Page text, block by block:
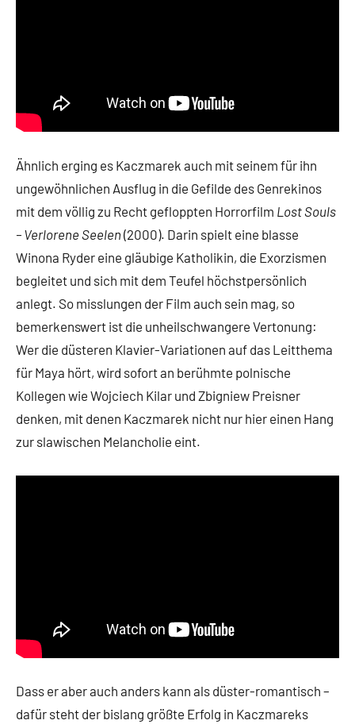
Ähnlich erging es Kaczmarek auch mit seinem für ihn
ungewöhnlichen Ausflug in die Gefilde des Genrekinos
mit dem völlig zu Recht gefloppten Horrorfilm Lost Souls
– Verlorene Seelen (2000). Darin spielt eine blasse
Winona Ryder eine gläubige Katholikin, die Exorzismen
begleitet und sich mit dem Teufel höchstpersönlich
anlegt. So misslungen der Film auch sein mag, so
bemerkenswert ist die unheilschwangere Vertonung:
Wer die düsteren Klavier-Variationen auf das Leitthema
für Maya hört, wird sofort an berühmte polnische
Kollegen wie Wojciech Kilar und Zbigniew Preisner
denken, mit denen Kaczmarek nicht nur hier einen Hang
zur slawischen Melancholie eint.
Dass er aber auch anders kann als düster-romantisch –
dafür steht der bislang größte Erfolg in Kaczmareks